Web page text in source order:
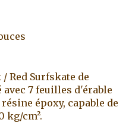
/ Red Surfskate de
7 feuilles d'érable
époxy, capable de
kg/cm².